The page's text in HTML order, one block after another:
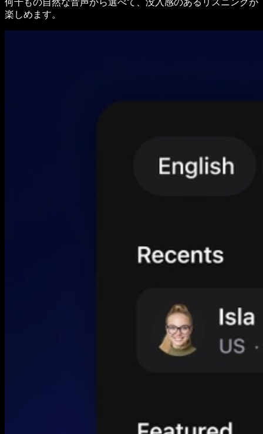
何千もの自然な音声から選べて、没入感のあるリスニングが
楽しめます。